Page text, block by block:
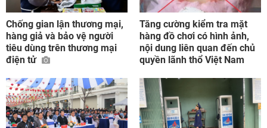
Chống gian lận thương mại,
hàng giả và bảo vệ người
tiêu dùng trên thương mại
điện tử
Tăng cường kiểm tra mặt
hàng đồ chơi có hình ảnh,
nội dung liên quan đến chủ
quyền lãnh thổ Việt Nam